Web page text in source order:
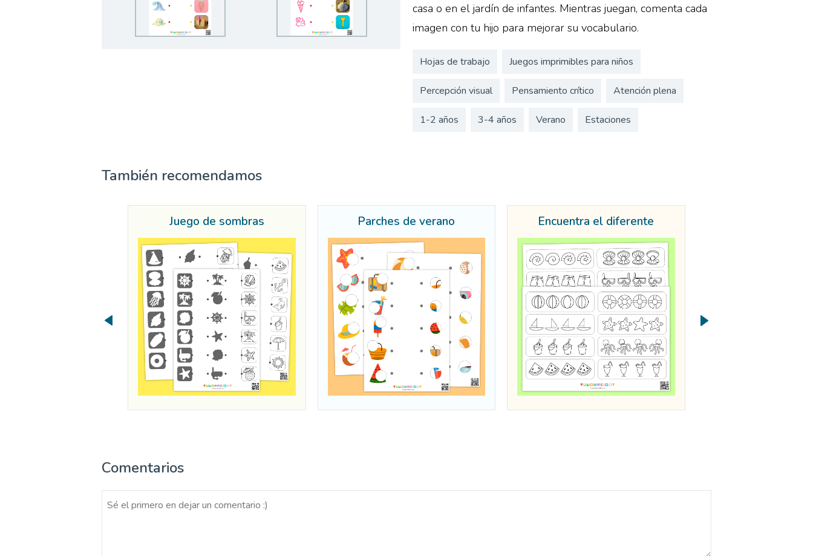
casa o en el jardín de infantes. Mientras juegan, comenta cada
imagen con tu hijo para mejorar su vocabulario.
Hojas de trabajo Juegos imprimibles para niños
Percepción visual Pensamiento crítico Atención plena
1-2 años 3-4 años Verano Estaciones
También recomendamos
Juego de sombras Parches de verano Encuentra el diferente
Comentarios